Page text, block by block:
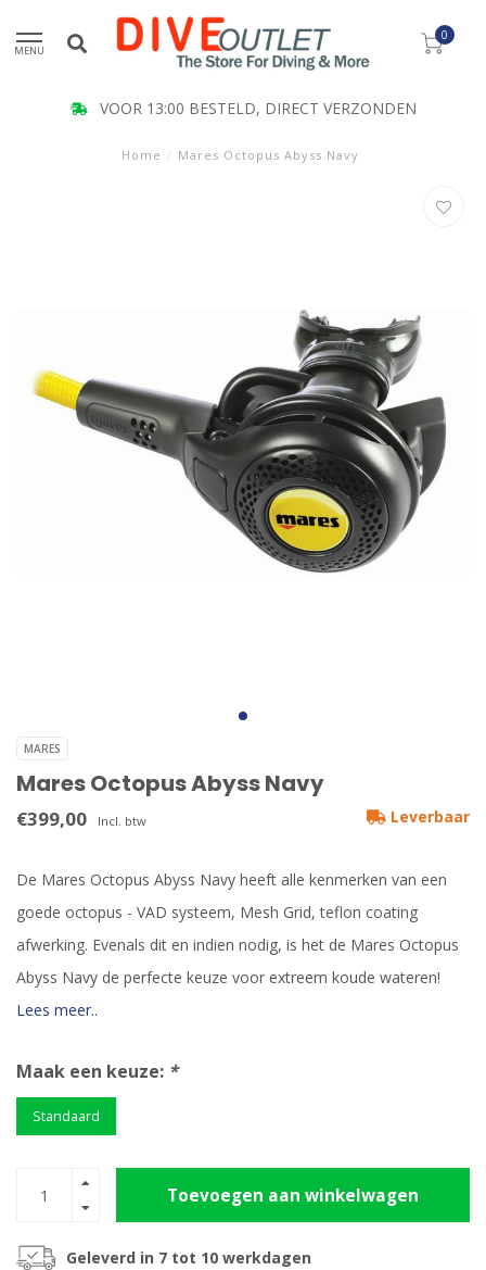
MENU
0
VOOR 13:00 BESTELD, DIRECT VERZONDEN
Home / Mares Octopus Abyss Navy
MARES
Mares Octopus Abyss Navy
€399,00 Incl. btw Leverbaar
De Mares Octopus Abyss Navy heeft alle kenmerken van een
goede octopus - VAD systeem, Mesh Grid, teflon coating
afwerking. Evenals dit en indien nodig, is het de Mares Octopus
Abyss Navy de perfecte keuze voor extreem koude wateren!
Lees meer..
Maak een keuze: *
Standaard
Toevoegen aan winkelwagen
Geleverd in 7 tot 10 werkdagen